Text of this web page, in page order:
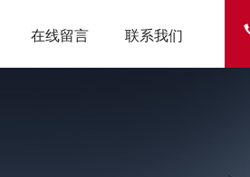
在线留言 联系我们